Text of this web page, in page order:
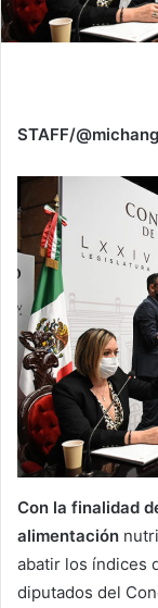
STAFF/
Con la finalidad
alimentación
abatir los índices
diputados del